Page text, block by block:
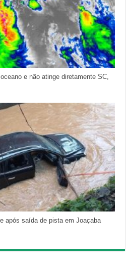
e não atinge diretamente SC,
após saída de pista em Joaçaba